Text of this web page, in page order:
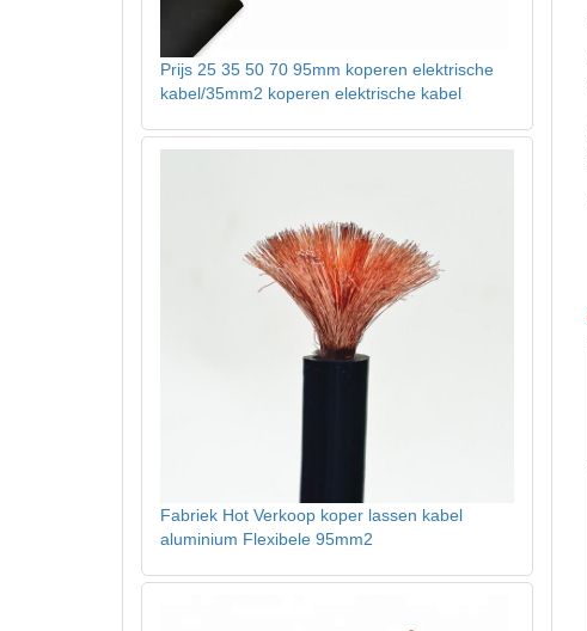
Prijs 25 35 50 70 95mm koperen elektrische
kabel/35mm2 koperen elektrische kabel
Fabriek Hot Verkoop koper lassen kabel
aluminium Flexibele 95mm2